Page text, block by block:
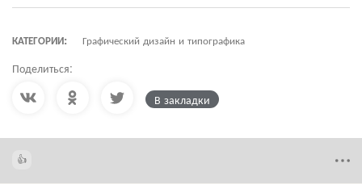
КАТЕГОРИИ: Графический дизайн и типографика
Поделиться:
В закладки